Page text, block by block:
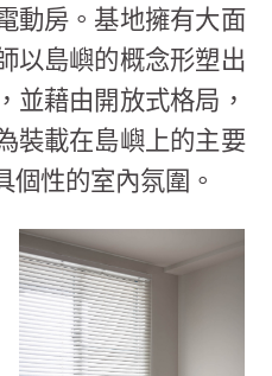
動房。基地擁有大面
以島嶼的概念形塑出
並藉由開放式格局，
裝載在島嶼上的主要
個性的室內氛圍。